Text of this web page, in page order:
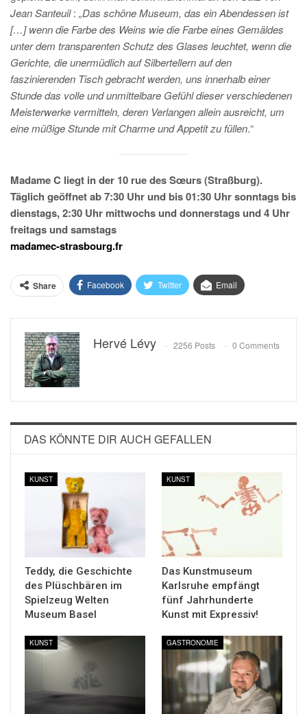
Jean Santeuil: „Das schöne Museum, das ein Abendessen ist
[…] wenn die Farbe des Weins wie die Farbe eines Gemäldes
unter dem transparenten Schutz des Glases leuchtet, wenn die
Gerichte, die unermüdlich auf Silbertellern auf den
faszinierenden Tisch gebracht werden, uns innerhalb einer
Stunde das volle und unmittelbare Gefühl dieser verschiedenen
Meisterwerke vermitteln, deren Verlangen allein ausreicht, um
eine müßige Stunde mit Charme und Appetit zu füllen.“
Madame C liegt in der 10 rue des Sœurs (Straßburg).
Täglich geöffnet ab 7:30 Uhr und bis 01:30 Uhr sonntags bis
dienstags, 2:30 Uhr mittwochs und donnerstags und 4 Uhr
freitags und samstags
madamec-strasbourg.fr
Share Facebook Twitter Email
Hervé Lévy 2256 Posts 0 Comments
DAS KÖNNTE DIR AUCH GEFALLEN
KUNST
Teddy, die Geschichte
des Plüschbären im
Spielzeug Welten
Museum Basel
KUNST
Das Kunstmuseum
Karlsruhe empfängt
fünf Jahrhunderte
Kunst mit Expressiv!
KUNST GASTRONOMIE